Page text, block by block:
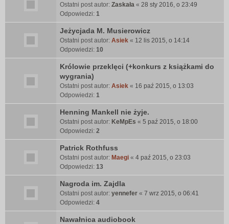
Ostatni post autor: Zaskała « 28 sty 2016, o 23:49
Odpowiedzi: 1
Jeżycjada M. Musierowicz
Ostatni post autor: Asiek « 12 lis 2015, o 14:14
Odpowiedzi: 10
Królowie przeklęci (+konkurs z książkami do
wygrania)
Ostatni post autor: Asiek « 16 paź 2015, o 13:03
Odpowiedzi: 1
Henning Mankell nie żyje.
Ostatni post autor: KeMpEs « 5 paź 2015, o 18:00
Odpowiedzi: 2
Patrick Rothfuss
Ostatni post autor: Maegi « 4 paź 2015, o 23:03
Odpowiedzi: 13
Nagroda im. Zajdla
Ostatni post autor: yennefer « 7 wrz 2015, o 06:41
Odpowiedzi: 4
Nawałnica audiobook